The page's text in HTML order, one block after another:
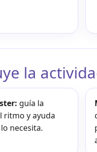
la
guía la
ritmo y ayuda
necesita.